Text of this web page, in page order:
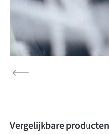
Produktgalerie überspringen
Vergelijkbare producten